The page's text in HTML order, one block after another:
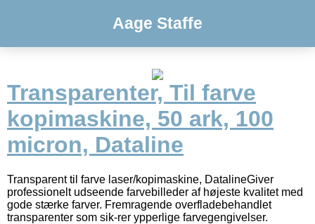
Aage Staffe
Transparenter, Til farve
kopimaskine, 50 ark, 100
micron, Dataline
Transparent til farve laser/kopimaskine, DatalineGiver
professionelt udseende farvebilleder af højeste kvalitet med
gode stærke farver. Fremragende overfladebehandlet
transparenter som sik-rer ypperlige farvegengivelser.